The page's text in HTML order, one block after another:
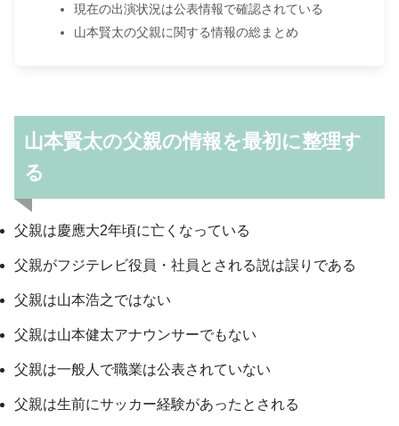
現在の出演状況は公表情報で確認されている
山本賢太の父親に関する情報の総まとめ
山本賢太の父親の情報を最初に整理す
る
父親は慶應大2年頃に亡くなっている
父親がフジテレビ役員・社員とされる説は誤りである
父親は山本浩之ではない
父親は山本健太アナウンサーでもない
父親は一般人で職業は公表されていない
父親は生前にサッカー経験があったとされる